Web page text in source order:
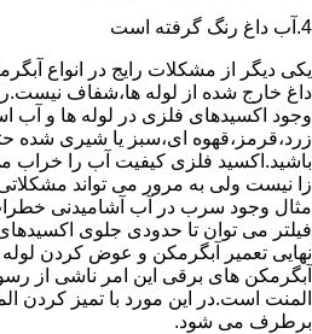
4.آب داغ رنگ گرفته است
یکی دیگر از مشکلات رایج در انواع
داغ خارج شده از لوله ها،شفاف
وجود اکسیدهای فلزی در لوله ها و آب
زرد،قرمز،قهوه ای،سبز یا شیری شده
باشید.اکسید فلزی کیفیت آب را خراب
زا نیست ولی به مرور می تواند
مثال وجود سرب در آب آشامیدنی
فیلتر می توان تا حدودی جلوی
نهایی تعمیر آبگرمکن و عوض کردن
آبگرمکن های برقی این امر ناشی از
المنت است.در این مورد با تمیز کردن
برطرف می شود.